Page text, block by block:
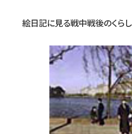
絵日記に見る戦中戦後のくらし